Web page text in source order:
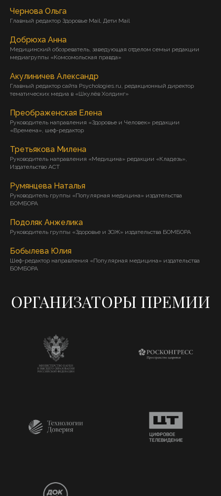
Чернова Ольга
Главный редактор Здоровье Mail, Дети Mail
Добрюха Анна
Медицинский обозреватель, заведующая отделом семьи редакции
медиагруппы «Комсомольская правда»
Акулиничев Александр
Главный редактор сайта Psychologies.ru, редакционный директор
тематических медиа в «Шкулёв Холдинг»
Преображенская Елена
Руководитель направления «Здоровье и Человек» редакции
«Времена», шеф-редактор
Третьякова Милена
Руководитель направления «Медицина» редакции «Кладезь»,
Издательство АСТ
Румянцева Наталья
Руководитель группы «Популярная медицина» издательства
БОМБОРА
Подоляк Анжелика
Руководитель группы «Здоровье и ЗОЖ» издательства БОМБОРА
Бобылева Юлия
Шеф-редактор направления «Популярная медицина» издательства
БОМБОРА
ОРГАНИЗАТОРЫ ПРЕМИИ